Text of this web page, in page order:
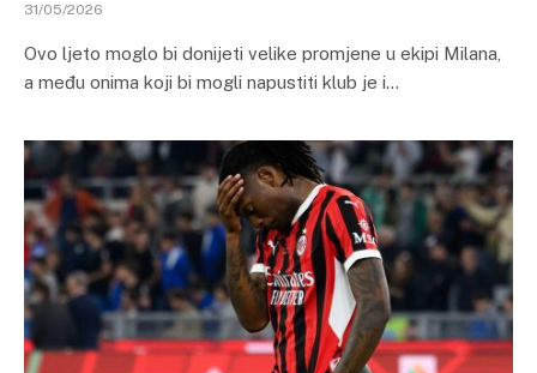
31/05/2026
Ovo ljeto moglo bi donijeti velike promjene u ekipi Milana,
a među onima koji bi mogli napustiti klub je i…